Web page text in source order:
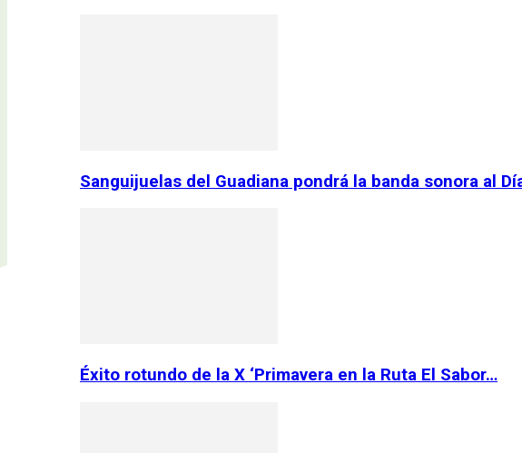
Sanguijuelas del Guadiana pondrá la banda sonora al
Éxito rotundo de la X ‘Primavera en la Ruta El Sabor…